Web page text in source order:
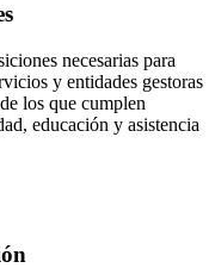
necesarias para
y entidades gestoras
los que cumplen
educación y asistencia